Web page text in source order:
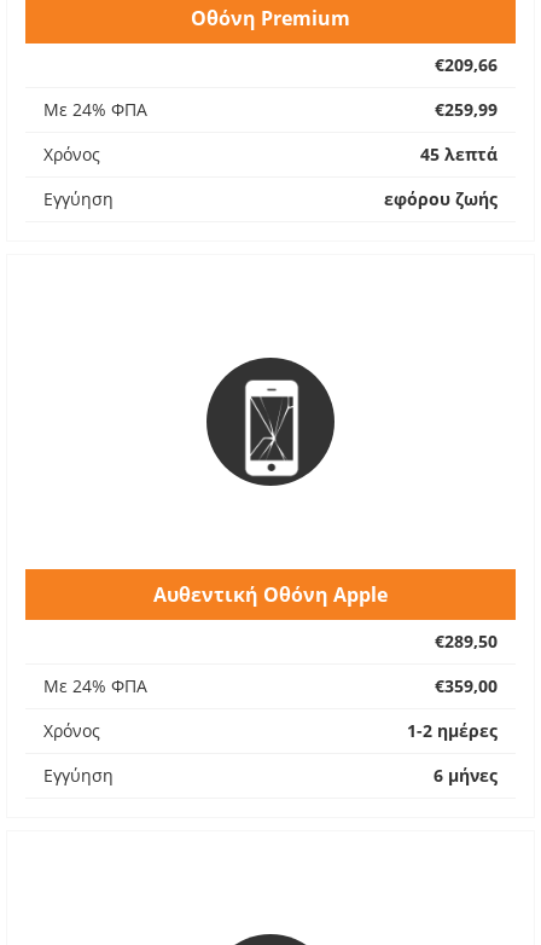
Οθόνη Premium
€209,66
Με 24% ΦΠΑ
€259,99
Χρόνος
45 λεπτά
Εγγύηση
εφόρου ζωής
Αυθεντική Οθόνη Apple
€289,50
Με 24% ΦΠΑ
€359,00
Χρόνος
1-2 ημέρες
Εγγύηση
6 μήνες